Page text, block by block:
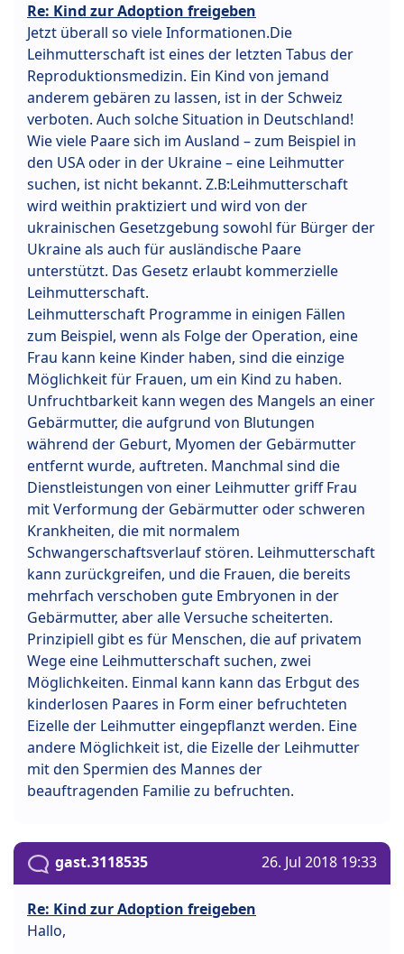
Re: Kind zur Adoption freigeben
Jetzt überall so viele Informationen.Die
Leihmutterschaft ist eines der letzten Tabus der
Reproduktionsmedizin. Ein Kind von jemand
anderem gebären zu lassen, ist in der Schweiz
verboten. Auch solche Situation in Deutschland!
Wie viele Paare sich im Ausland – zum Beispiel in
den USA oder in der Ukraine – eine Leihmutter
suchen, ist nicht bekannt. Z.B:Leihmutterschaft
wird weithin praktiziert und wird von der
ukrainischen Gesetzgebung sowohl für Bürger der
Ukraine als auch für ausländische Paare
unterstützt. Das Gesetz erlaubt kommerzielle
Leihmutterschaft.
Leihmutterschaft Programme in einigen Fällen
zum Beispiel, wenn als Folge der Operation, eine
Frau kann keine Kinder haben, sind die einzige
Möglichkeit für Frauen, um ein Kind zu haben.
Unfruchtbarkeit kann wegen des Mangels an einer
Gebärmutter, die aufgrund von Blutungen
während der Geburt, Myomen der Gebärmutter
entfernt wurde, auftreten. Manchmal sind die
Dienstleistungen von einer Leihmutter griff Frau
mit Verformung der Gebärmutter oder schweren
Krankheiten, die mit normalem
Schwangerschaftsverlauf stören. Leihmutterschaft
kann zurückgreifen, und die Frauen, die bereits
mehrfach verschoben gute Embryonen in der
Gebärmutter, aber alle Versuche scheiterten.
Prinzipiell gibt es für Menschen, die auf privatem
Wege eine Leihmutterschaft suchen, zwei
Möglichkeiten. Einmal kann kann das Erbgut des
kinderlosen Paares in Form einer befruchteten
Eizelle der Leihmutter eingepflanzt werden. Eine
andere Möglichkeit ist, die Eizelle der Leihmutter
mit den Spermien des Mannes der
beauftragenden Familie zu befruchten.
gast.3118535 26. Jul 2018 19:33
Re: Kind zur Adoption freigeben
Hallo,